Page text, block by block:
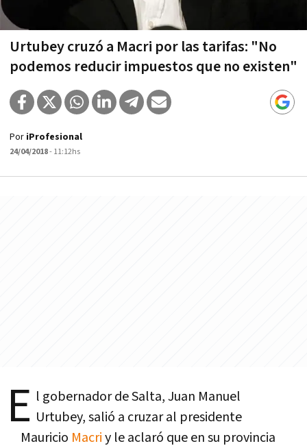
Urtubey cruzó a Macri por las tarifas: "No
podemos reducir impuestos que no existen"
Por iProfesional
24/04/2018- 11:12hs
E l gobernador de Salta, Juan Manuel
Urtubey, salió a cruzar al presidente
Mauricio Macriy le aclaró que en su provincia